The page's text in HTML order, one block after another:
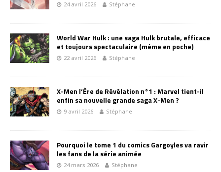
24 avril 2026 Stéphane
World War Hulk : une saga Hulk brutale, efficace
et toujours spectaculaire (même en poche)
22 avril 2026 Stéphane
X-Men l’Ère de Révélation n°1 : Marvel tient-il
enfin sa nouvelle grande saga X-Men ?
9 avril 2026 Stéphane
Pourquoi le tome 1 du comics Gargoyles va ravir
les fans de la série animée
24 mars 2026 Stéphane